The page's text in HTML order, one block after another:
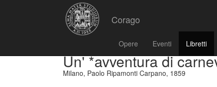
Corago
Opere Eventi Libretti
Un' *avventura di
Milano, Paolo Ripamonti Carpano, 1859